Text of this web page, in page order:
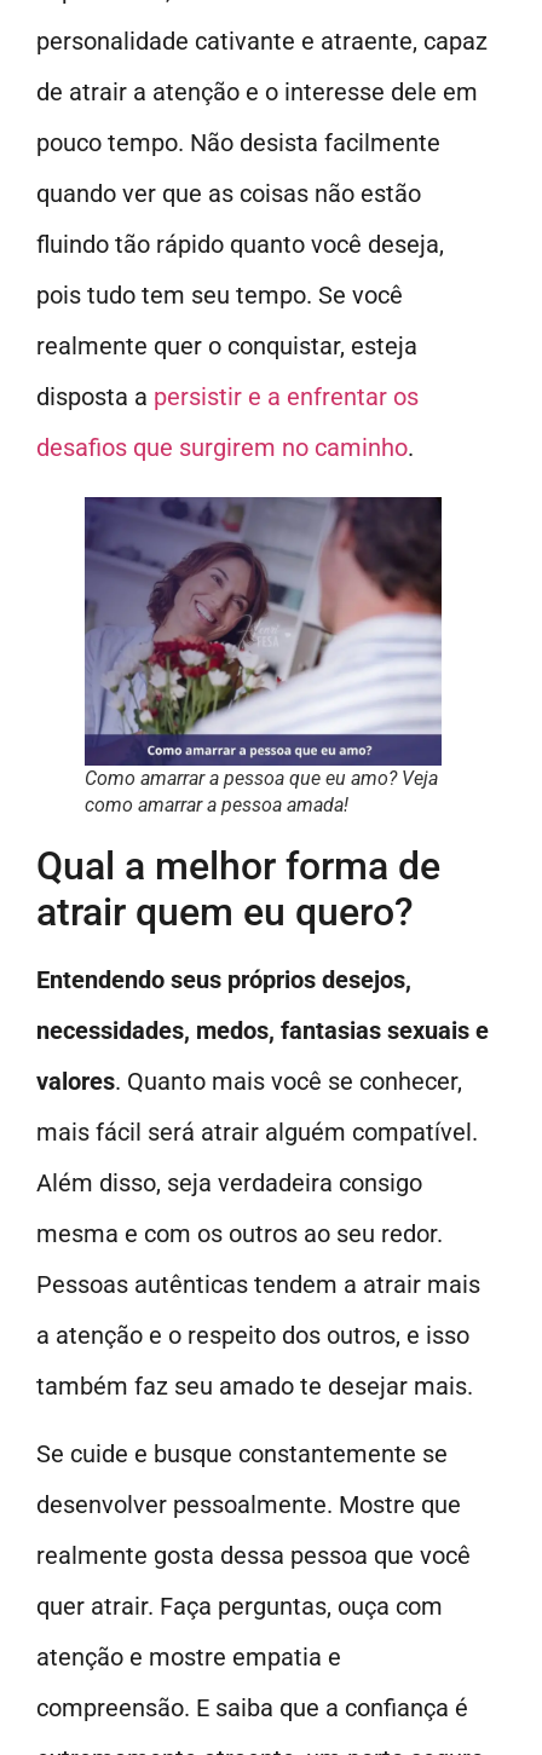
personalidade cativante e atraente, capaz
de atrair a atenção e o interesse dele em
pouco tempo. Não desista facilmente
quando ver que as coisas não estão
fluindo tão rápido quanto você deseja,
pois tudo tem seu tempo. Se você
realmente quer o conquistar, esteja
disposta a persistir e a enfrentar os
desafios que surgirem no caminho.
Como amarrar a pessoa que eu amo? Veja
como amarrar a pessoa amada!
Qual a melhor forma de
atrair quem eu quero?
Entendendo seus próprios desejos,
necessidades, medos, fantasias sexuais e
valores. Quanto mais você se conhecer,
mais fácil será atrair alguém compatível.
Além disso, seja verdadeira consigo
mesma e com os outros ao seu redor.
Pessoas autênticas tendem a atrair mais
a atenção e o respeito dos outros, e isso
também faz seu amado te desejar mais.
Se cuide e busque constantemente se
desenvolver pessoalmente. Mostre que
realmente gosta dessa pessoa que você
quer atrair. Faça perguntas, ouça com
atenção e mostre empatia e
compreensão. E saiba que a confiança é